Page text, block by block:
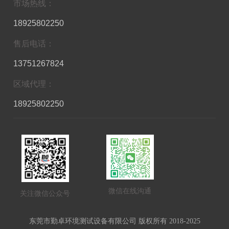
市场热线：
18925802250
售后电话：
13751267824
区域代理：
18925802250
关注微信公众号 微信在线沟通
东莞市勤卓环境测试设备有限公司 版权所有 2018-2025